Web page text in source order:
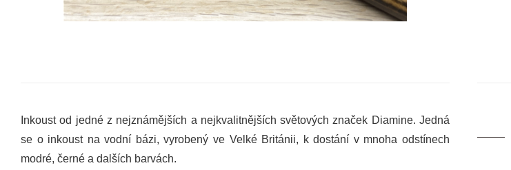
Inkoust od jedné z nejznámějších a nejkvalitnějších světových značek Diamine. Jedná
se o inkoust na vodní bázi, vyrobený ve Velké Británii, k dostání v mnoha odstínech
modré, černé a dalších barvách.